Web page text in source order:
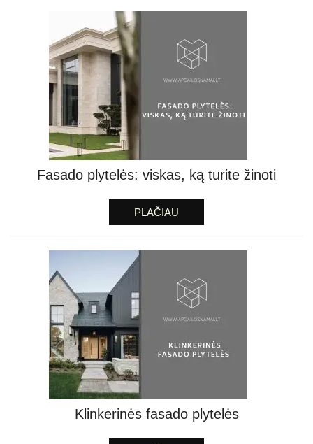
Fasado plytelės: viskas, ką turite žinoti
PLAČIAU
Klinkerinės fasado plytelės